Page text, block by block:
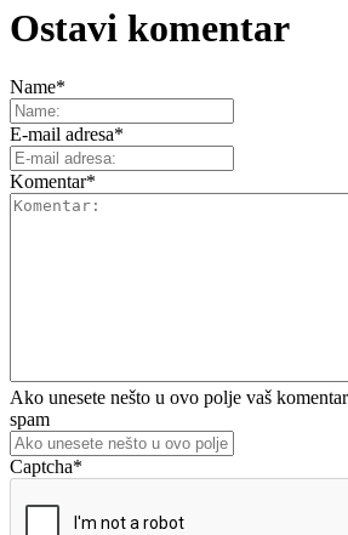
Ostavi komentar
Name*
E-mail adresa*
Komentar*
Ako unesete nešto u ovo polje vaš
spam
Captcha*